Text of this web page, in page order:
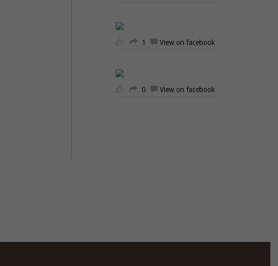
1 View on facebook
0 View on facebook